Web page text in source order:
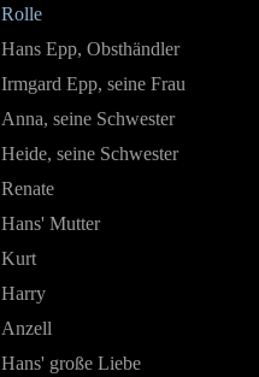
Rolle
Hans Epp, Obsthändler
Irmgard Epp, seine Frau
Anna, seine Schwester
Heide, seine Schwester
Renate
Hans' Mutter
Kurt
Harry
Anzell
Hans' große Liebe